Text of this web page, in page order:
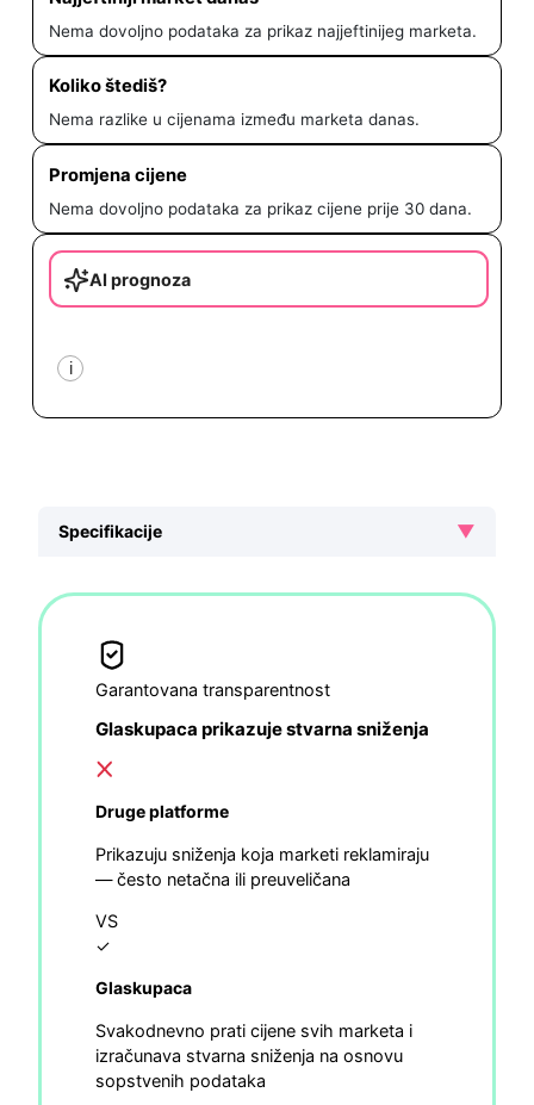
Nema dovoljno podataka za prikaz najjeftinijeg marketa.
Koliko štediš?
Nema razlike u cijenama između marketa danas.
Promjena cijene
Nema dovoljno podataka za prikaz cijene prije 30 dana.
AI prognoza
i
Specifikacije ▼
Garantovana transparentnost
Glaskupaca prikazuje stvarna sniženja
Druge platforme
Prikazuju sniženja koja marketi reklamiraju
— često netačna ili preuveličana
VS
✓
Glaskupaca
Svakodnevno prati cijene svih marketa i
izračunava stvarna sniženja na osnovu
sopstvenih podataka